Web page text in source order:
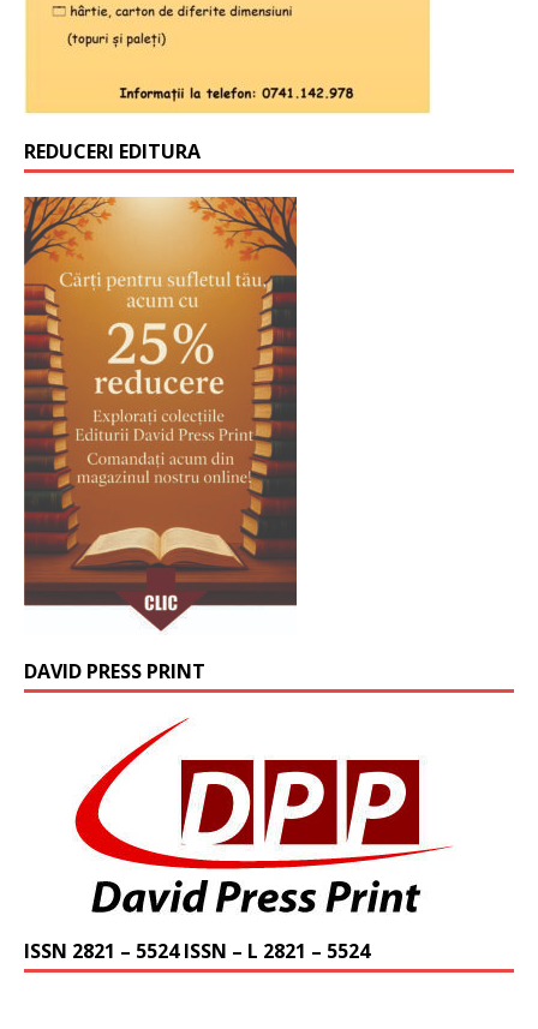
REDUCERI EDITURA
DAVID PRESS PRINT
ISSN 2821 – 5524 ISSN – L 2821 – 5524